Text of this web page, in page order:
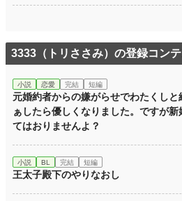
3333（トリささみ）の登録コン
小説 恋愛 完結 短編
元婚約者からの嫌がらせでわたくし
ぁしたら優しくなりました。ですが
てはおりませんよ？
小説 BL 完結 短編
王太子殿下のやりなおし